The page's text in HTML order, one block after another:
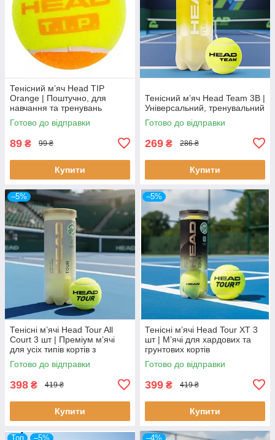
Тенісний м’яч Head TIP
Orange | Поштучно, для
навчання та тренувань
дитячий
Готово до відправки
89 ₴ 99 ₴
Купити
Тенісний м’яч Head Team 3B |
Універсальний, тренувальний
Готово до відправки
269 ₴ 286 ₴
Купити
–5%
Тенісні м’ячі Head Tour All
Court 3 шт | Преміум м’ячі
для усіх типів кортів з
покращенною видимістю
Готово до відправки
398 ₴ 419 ₴
Купити
–5%
Тенісні м’ячі Head Tour XT 3
шт | М’ячі для хардових та
грунтових кортів
Готово до відправки
399 ₴ 419 ₴
Купити
Топ –5% –4%